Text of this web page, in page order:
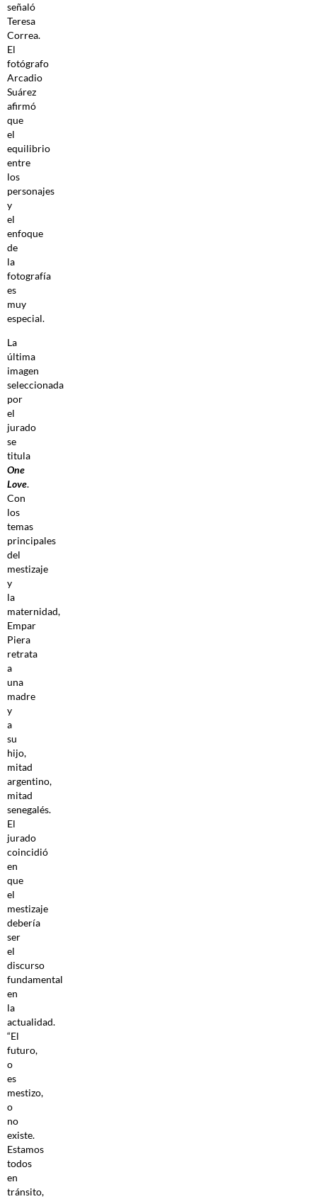
señaló
Teresa
Correa.
El
fotógrafo
Arcadio
Suárez
afirmó
que
el
equilibrio
entre
los
personajes
y
el
enfoque
de
la
fotografía
es
muy
especial.
La
última
imagen
seleccionada
por
el
jurado
se
titula
One
Love.
Con
los
temas
principales
del
mestizaje
y
la
maternidad,
Empar
Piera
retrata
a
una
madre
y
a
su
hijo,
mitad
argentino,
mitad
senegalés.
El
jurado
coincidió
en
que
el
mestizaje
debería
ser
el
discurso
fundamental
en
la
actualidad.
“El
futuro,
o
es
mestizo,
o
no
existe.
Estamos
todos
en
tránsito,